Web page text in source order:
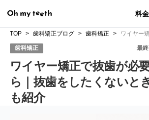
料金
TOP 歯科矯正ブログ 歯科矯正 ワイヤー
歯科矯正 最
ワイヤー矯正で抜歯が必
ら｜抜歯をしたくないと
も紹介